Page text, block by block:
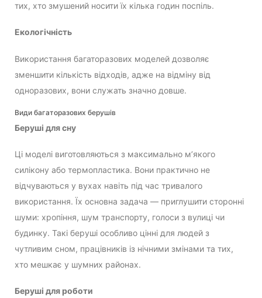
тих, хто змушений носити їх кілька годин поспіль.
Екологічність
Використання багаторазових моделей дозволяє
зменшити кількість відходів, адже на відміну від
одноразових, вони служать значно довше.
Види багаторазових берушів
Беруші для сну
Ці моделі виготовляються з максимально м’якого
силікону або термопластика. Вони практично не
відчуваються у вухах навіть під час тривалого
використання. Їх основна задача — приглушити сторонні
шуми: хропіння, шум транспорту, голоси з вулиці чи
будинку. Такі беруші особливо цінні для людей з
чутливим сном, працівників із нічними змінами та тих,
хто мешкає у шумних районах.
Беруші для роботи